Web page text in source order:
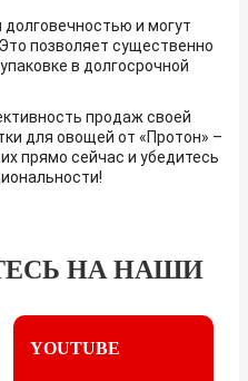
и могут
позволяет существенно
в долгосрочной
продаж своей
для овощей от «Протон» –
прямо сейчас и убедитесь
НА НАШИ
YOUTUBE